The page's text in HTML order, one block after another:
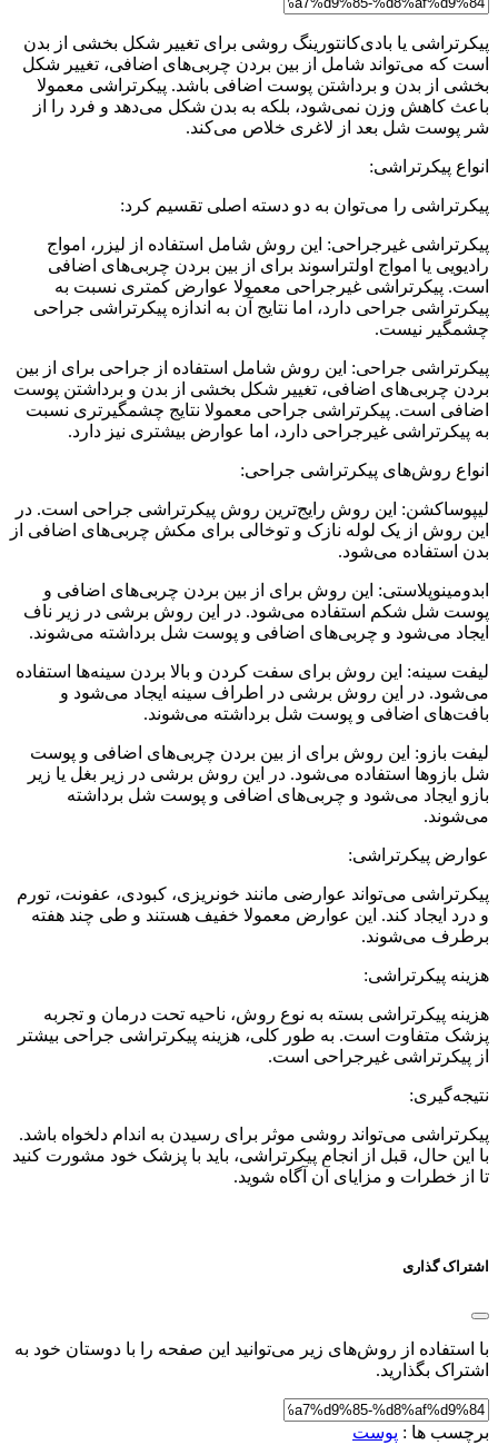
پیکرتراشی یا بادی‌کانتورینگ روشی برای تغییر شکل بخشی از بدن
است که می‌تواند شامل از بین بردن چربی‌های اضافی، تغییر شکل
بخشی از بدن و برداشتن پوست اضافی باشد. پیکرتراشی معمولا
باعث کاهش وزن نمی‌شود، بلکه به بدن شکل می‌دهد و فرد را از
شر پوست شل بعد از لاغری خلاص می‌کند.
انواع پیکرتراشی:
پیکرتراشی را می‌توان به دو دسته اصلی تقسیم کرد:
پیکرتراشی غیرجراحی: این روش شامل استفاده از لیزر، امواج
رادیویی یا امواج اولتراسوند برای از بین بردن چربی‌های اضافی
است. پیکرتراشی غیرجراحی معمولا عوارض کمتری نسبت به
پیکرتراشی جراحی دارد، اما نتایج آن به اندازه پیکرتراشی جراحی
چشمگیر نیست.
پیکرتراشی جراحی: این روش شامل استفاده از جراحی برای از بین
بردن چربی‌های اضافی، تغییر شکل بخشی از بدن و برداشتن پوست
اضافی است. پیکرتراشی جراحی معمولا نتایج چشمگیرتری نسبت
به پیکرتراشی غیرجراحی دارد، اما عوارض بیشتری نیز دارد.
انواع روش‌های پیکرتراشی جراحی:
لیپوساکشن: این روش رایج‌ترین روش پیکرتراشی جراحی است. در
این روش از یک لوله نازک و توخالی برای مکش چربی‌های اضافی از
بدن استفاده می‌شود.
ابدومینوپلاستی: این روش برای از بین بردن چربی‌های اضافی و
پوست شل شکم استفاده می‌شود. در این روش برشی در زیر ناف
ایجاد می‌شود و چربی‌های اضافی و پوست شل برداشته می‌شوند.
لیفت سینه: این روش برای سفت کردن و بالا بردن سینه‌ها استفاده
می‌شود. در این روش برشی در اطراف سینه ایجاد می‌شود و
بافت‌های اضافی و پوست شل برداشته می‌شوند.
لیفت بازو: این روش برای از بین بردن چربی‌های اضافی و پوست
شل بازوها استفاده می‌شود. در این روش برشی در زیر بغل یا زیر
بازو ایجاد می‌شود و چربی‌های اضافی و پوست شل برداشته
می‌شوند.
عوارض پیکرتراشی:
پیکرتراشی می‌تواند عوارضی مانند خونریزی، کبودی، عفونت، تورم
و درد ایجاد کند. این عوارض معمولا خفیف هستند و طی چند هفته
برطرف می‌شوند.
هزینه پیکرتراشی:
هزینه پیکرتراشی بسته به نوع روش، ناحیه تحت درمان و تجربه
پزشک متفاوت است. به طور کلی، هزینه پیکرتراشی جراحی بیشتر
از پیکرتراشی غیرجراحی است.
نتیجه‌گیری:
پیکرتراشی می‌تواند روشی موثر برای رسیدن به اندام دلخواه باشد.
با این حال، قبل از انجام پیکرتراشی، باید با پزشک خود مشورت کنید
تا از خطرات و مزایای آن آگاه شوید.
اشتراک گذاری
با استفاده از روش‌های زیر می‌توانید این صفحه را با دوستان خود به
اشتراک بگذارید.
برچسب ها : پوست